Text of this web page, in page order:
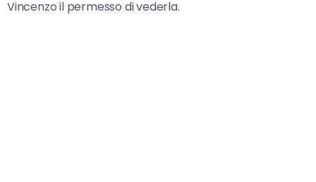
Vincenzo il permesso di vederla.